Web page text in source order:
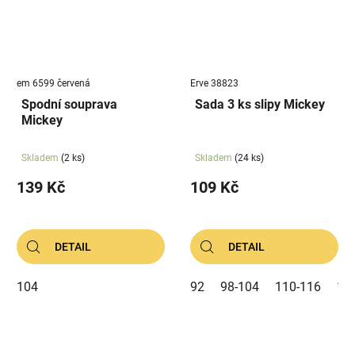
em 6599 červená
Spodní souprava
Mickey
Skladem (2 ks)
139 Kč
DETAIL
104
Erve 38823
Sada 3 ks slipy Mickey
Skladem (24 ks)
109 Kč
DETAIL
92 98-104 110-116